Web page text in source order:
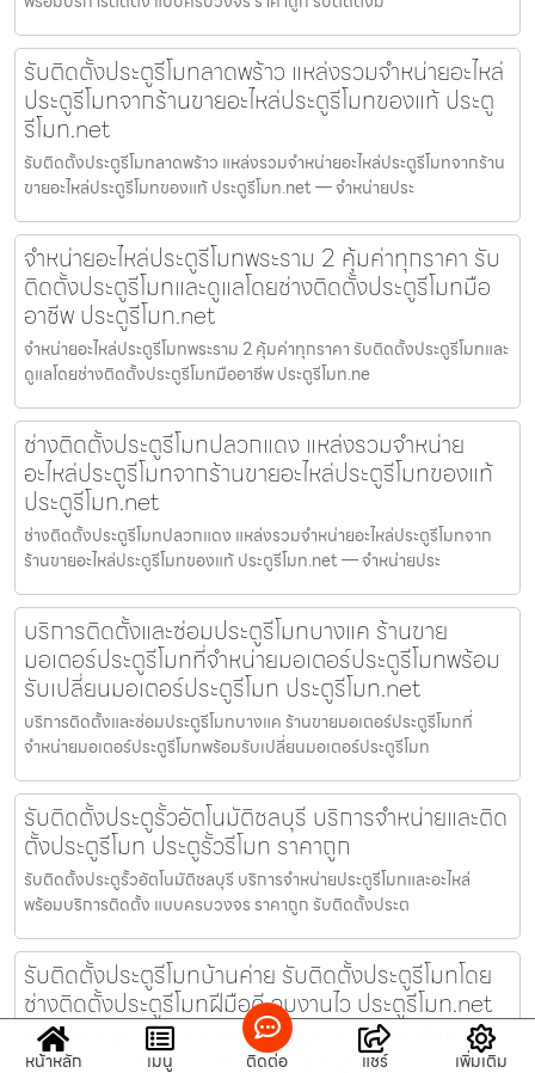
รับติดตั้งประตูรีโมทลาดพร้าว แหล่งรวมจำหน่ายอะไหล่
ประตูรีโมทจากร้านขายอะไหล่ประตูรีโมทของแท้ ประตู
รีโมท.net
รับติดตั้งประตูรีโมทลาดพร้าว แหล่งรวมจำหน่ายอะไหล่ประตูรีโมทจากร้าน
ขายอะไหล่ประตูรีโมทของแท้ ประตูรีโมท.net — จำหน่ายประ
จำหน่ายอะไหล่ประตูรีโมทพระราม 2 คุ้มค่าทุกราคา รับ
ติดตั้งประตูรีโมทและดูแลโดยช่างติดตั้งประตูรีโมทมือ
อาชีพ ประตูรีโมท.net
จำหน่ายอะไหล่ประตูรีโมทพระราม 2 คุ้มค่าทุกราคา รับติดตั้งประตูรีโมทและ
ดูแลโดยช่างติดตั้งประตูรีโมทมืออาชีพ ประตูรีโมท.ne
ช่างติดตั้งประตูรีโมทปลวกแดง แหล่งรวมจำหน่าย
อะไหล่ประตูรีโมทจากร้านขายอะไหล่ประตูรีโมทของแท้
ประตูรีโมท.net
ช่างติดตั้งประตูรีโมทปลวกแดง แหล่งรวมจำหน่ายอะไหล่ประตูรีโมทจาก
ร้านขายอะไหล่ประตูรีโมทของแท้ ประตูรีโมท.net — จำหน่ายประ
บริการติดตั้งและซ่อมประตูรีโมทบางแค ร้านขาย
มอเตอร์ประตูรีโมทที่จำหน่ายมอเตอร์ประตูรีโมทพร้อม
รับเปลี่ยนมอเตอร์ประตูรีโมท ประตูรีโมท.net
บริการติดตั้งและซ่อมประตูรีโมทบางแค ร้านขายมอเตอร์ประตูรีโมทที่
จำหน่ายมอเตอร์ประตูรีโมทพร้อมรับเปลี่ยนมอเตอร์ประตูรีโมท
รับติดตั้งประตูรั้วอัตโนมัติชลบุรี บริการจำหน่ายและติด
ตั้งประตูรีโมท ประตูรั้วรีโมท ราคาถูก
รับติดตั้งประตูรั้วอัตโนมัติชลบุรี บริการจำหน่ายประตูรีโมทและอะไหล่
พร้อมบริการติดตั้ง แบบครบวงจร ราคาถูก รับติดตั้งประต
รับติดตั้งประตูรีโมทบ้านค่าย รับติดตั้งประตูรีโมทโดย
ช่างติดตั้งประตูรีโมทฝีมือดี จบงานไว ประตูรีโมท.net
รับติดตั้งประตูรีโมทบ้านค่าย รับติดตั้งประตูรีโมทโดยช่างติดตั้งประตูรีโมท
ฝีมือดี จบงานไว ประตูรีโมท.net — จำหน่ายประตูรี
หน้าหลัก เมนู ติดต่อ แชร์ เพิ่มเติม